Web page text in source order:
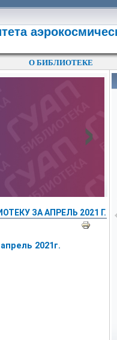
О БИБЛИОТЕКЕ
›
ЗА АПРЕЛЬ 2021 Г.
апрель 2021г.